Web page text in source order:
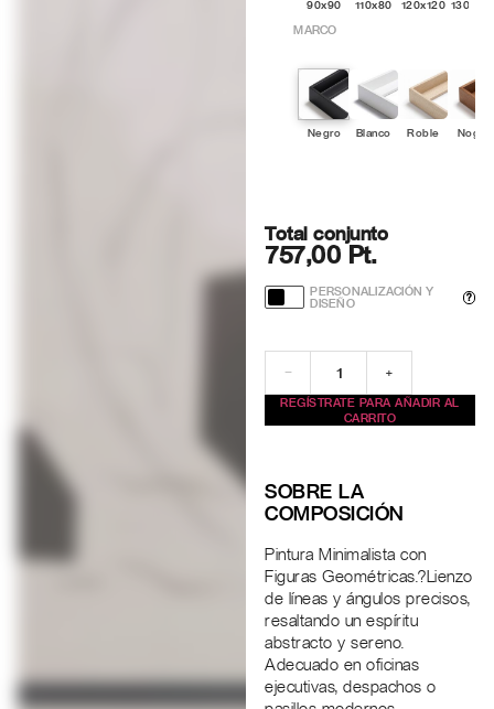
90x90 110x80 120x120
MARCO
Negro Blanco Roble Nogal
Total conjunto
757,00 Pt.
PERSONALIZACIÓN Y
DISEÑO
?
− +
REGÍSTRATE PARA AÑADIR AL
CARRITO
SOBRE LA
COMPOSICIÓN
Pintura Minimalista con
Figuras Geométricas.?Lienzo
de líneas y ángulos precisos,
resaltando un espíritu
abstracto y sereno.
Adecuado en oficinas
ejecutivas, despachos o